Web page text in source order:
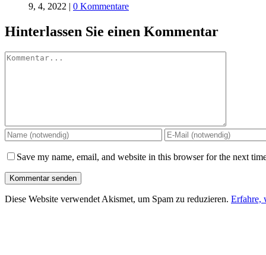
9, 4, 2022 | 0 Kommentare
Hinterlassen Sie einen Kommentar
Kommentar
Save my name, email, and website in this browser for the next
Diese Website verwendet Akismet, um Spam zu reduzieren. Erfahre,